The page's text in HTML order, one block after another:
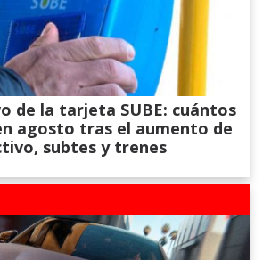
de la tarjeta SUBE: cuántos
agosto tras el aumento de
subtes y trenes